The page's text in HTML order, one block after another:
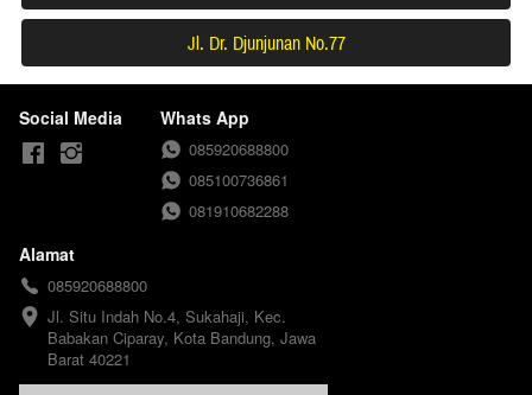
`
Jl. Dr. Djunjunan No.77
Social Media Whats App
085920688800
085100736861
081910682288
Alamat
085920688800
Jl. Situ Indah No.4, Sukahaji, Kec.
Babakan Ciparay, Kota Bandung, Jawa
Barat 40221